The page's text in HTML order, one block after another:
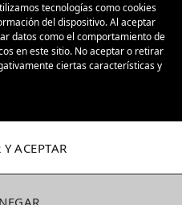
tecnologías como cookies
del dispositivo. Al aceptar
datos como el comportamiento de
en este sitio. No aceptar o retirar
ciertas características y
Y ACEPTAR